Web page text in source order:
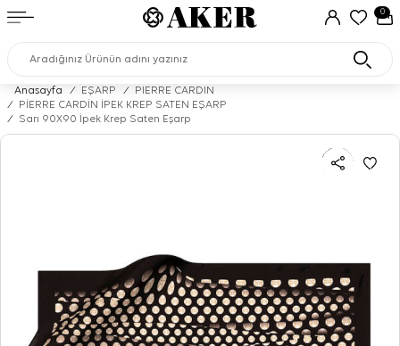
0
Anasayfa / EŞARP /
PIERRE CARDIN
/
PİERRE CARDİN İPEK KREP SATEN EŞARP
/
Sarı 90X90 İpek Krep Saten Eşarp